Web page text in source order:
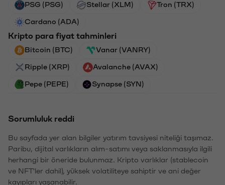
PSG (PSG) Stellar (XLM) Tron (TRX)
Cardano (ADA)
Kripto para fiyat tahminleri
Bitcoin (BTC) Vanar (VANRY)
Ripple (XRP) Avalanche (AVAX)
Pepe (PEPE) Synapse (SYN)
Sorumluluk reddi
Bu sayfada yer alan bilgiler yatırım tavsiyesi niteliği taşımaz.
Paribu, dijital varlıkların alım-satımı veya saklanmasıyla ilgili
herhangi bir öneride bulunmaz. Kripto varlıklar (stablecoin
ve NFT'ler dahil), yüksek volatiliteye sahiptir ve ani değer
kayıpları yaşanabilir.